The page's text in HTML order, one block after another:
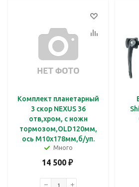
Комплект планетарный
3 скор NEXUS 36
отв,хром, с ножн
тормозом,OLD120мм,
ось М10х178мм,б/уп.
Много
14 500 ₽